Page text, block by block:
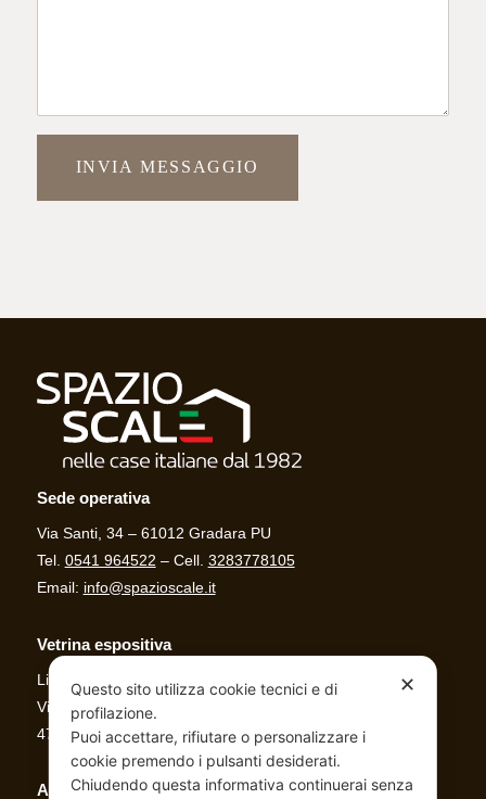
Sede operativa
Via Santi, 34 – 61012 Gradara PU
Tel. 0541 964522 – Cell. 3283778105
Email: info@spazioscale.it
Vetrina espositiva
Linea Casa
Via Al mare, 679/B
47842 San Giovanni in Marignano (RN)
Altre info
✕
Questo sito utilizza cookie tecnici e di
profilazione.
Puoi accettare, rifiutare o personalizzare i
cookie premendo i pulsanti desiderati.
Chiudendo questa informativa continuerai senza